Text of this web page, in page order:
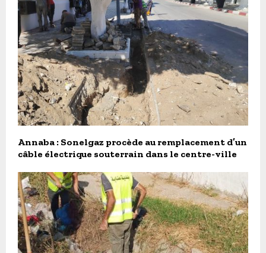
Annaba : Sonelgaz procède au remplacement d’un
câble électrique souterrain dans le centre-ville